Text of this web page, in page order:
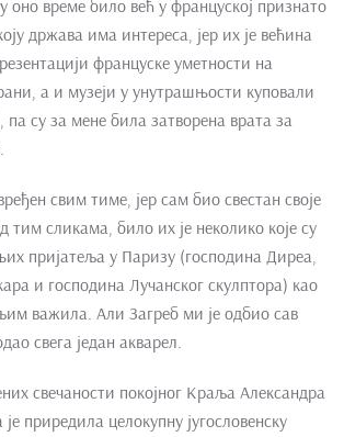
оно време било већ у француској признато
држава има интереса, јер их је већина
француске уметности на
а и музеји у унутрашњости куповали
па су за мене била затворена врата за
свим тиме, јер сам био свестан своје
тим сликама, било их је неколико које су
пријатеља у Паризу (господина Диреа,
и господина Лучанског скулптора) као
важила. Али Загреб ми је одбио сав
свега један акварел.
свечаности покојног Краља Александра
приредила целокупну југословенску